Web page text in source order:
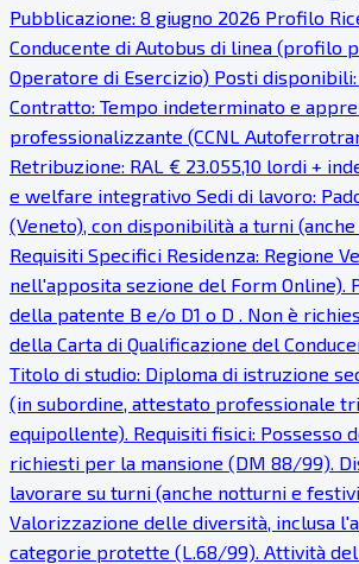
Pubblicazione: 8 giugno 2026 Profilo
Conducente di Autobus di linea (profilo
Operatore di Esercizio) Posti
Contratto: Tempo indeterminato e
professionalizzante (CCNL
Retribuzione: RAL € 23.055,10 lordi +
e welfare integrativo Sedi di lavoro:
(Veneto), con disponibilità a turni
Requisiti Specifici Residenza: Regione
nell'apposita sezione del Form Online).
della patente B e/o D1 o D . Non è
della Carta di Qualificazione del
Titolo di studio: Diploma di istruzione
(in subordine, attestato professionale
equipollente). Requisiti fisici: Possesso
richiesti per la mansione (DM 88/99).
lavorare su turni (anche notturni e
Valorizzazione delle diversità, inclusa
categorie protette (L.68/99). Attività del